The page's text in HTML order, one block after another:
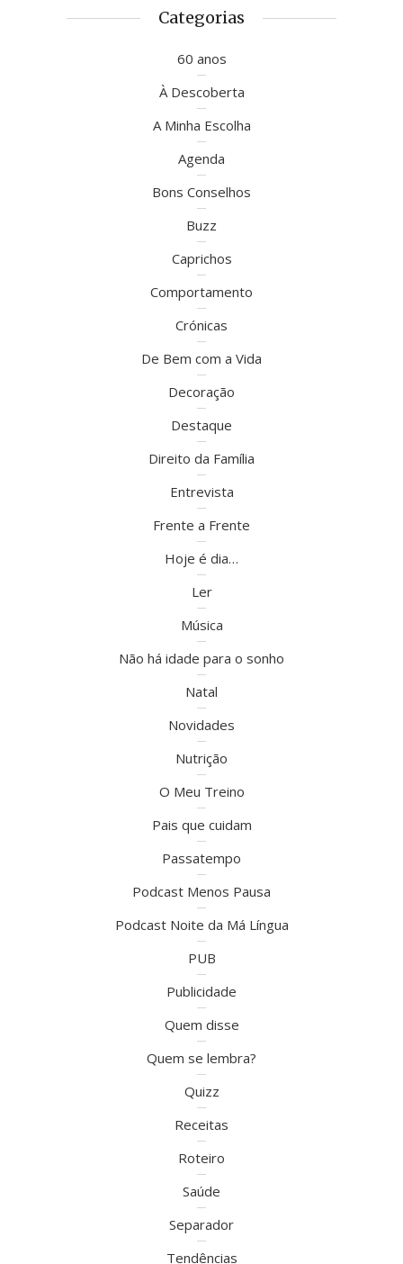
Categorias
60 anos
À Descoberta
A Minha Escolha
Agenda
Bons Conselhos
Buzz
Caprichos
Comportamento
Crónicas
De Bem com a Vida
Decoração
Destaque
Direito da Família
Entrevista
Frente a Frente
Hoje é dia…
Ler
Música
Não há idade para o sonho
Natal
Novidades
Nutrição
O Meu Treino
Pais que cuidam
Passatempo
Podcast Menos Pausa
Podcast Noite da Má Língua
PUB
Publicidade
Quem disse
Quem se lembra?
Quizz
Receitas
Roteiro
Saúde
Separador
Tendências